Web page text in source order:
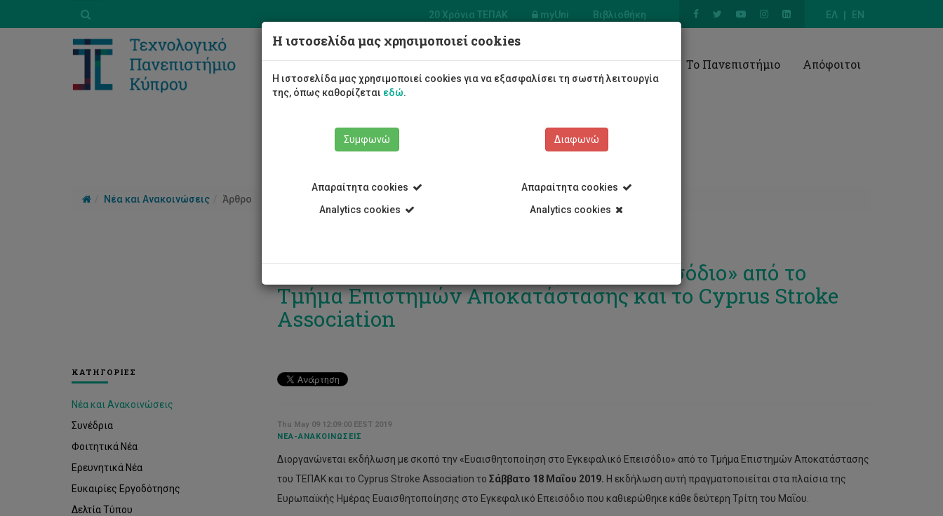
ΕΛ EN
20 Χρόνια ΤΕΠΑΚ myUni Βιβλιοθήκη
Φοιτητές/τριες Σπουδές Έρευνα Το Πανεπιστήμιο Απόφοιτοι
Νέα και Ανακοινώσεις Άρθρο
ΚΑΤΗΓΟΡΙΕΣ
Νέα και Ανακοινώσεις
Συνέδρια
Φοιτητικά Νέα
Ερευνητικά Νέα
Ευκαιρίες Εργοδότησης
Δελτία Τύπου
Ευαισθητοποίηση στο Εγκεφαλικό Επεισόδιο» από το
Τμήμα Επιστημών Αποκατάστασης και το Cyprus Stroke
Association
Thu May 09 12:09:00 EEST 2019
ΝΈΑ-ΑΝΑΚΟΙΝΏΣΕΙΣ
Διοργανώνεται εκδήλωση με σκοπό την «Ευαισθητοποίηση στο Εγκεφαλικό Επεισόδιο» από το Τμήμα Επιστημών Αποκατάστασης
του ΤΕΠΑΚ και το Cyprus Stroke Association το Σάββατο 18 Μαΐου 2019. Η εκδήλωση αυτή πραγματοποιείται στα πλαίσια της
Ευρωπαϊκής Ημέρας Ευαισθητοποίησης στο Εγκεφαλικό Επεισόδιο που καθιερώθηκε κάθε δεύτερη Τρίτη του Μαΐου.
Η ιστοσελίδα μας χρησιμοποιεί cookies
Η ιστοσελίδα μας χρησιμοποιεί cookies για να εξασφαλίσει τη σωστή λειτουργία
της, όπως καθορίζεται εδώ.
Συμφωνώ
Απαραίτητα cookies
Analytics cookies
Διαφωνώ
Απαραίτητα cookies
Analytics cookies